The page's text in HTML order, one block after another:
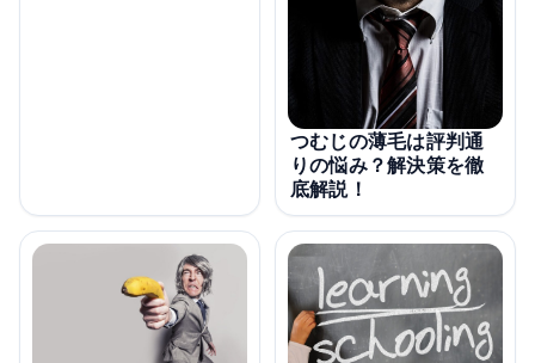
つむじの薄毛は評判通
りの悩み？解決策を徹
底解説！